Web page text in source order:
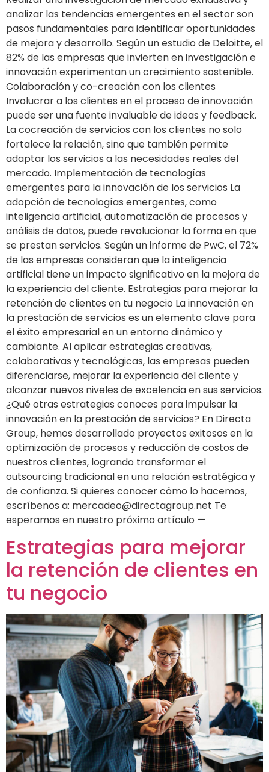
analizar las tendencias emergentes en el sector son
pasos fundamentales para identificar oportunidades
de mejora y desarrollo. Según un estudio de Deloitte, el
82% de las empresas que invierten en investigación e
innovación experimentan un crecimiento sostenible.
Colaboración y co-creación con los clientes
Involucrar a los clientes en el proceso de innovación
puede ser una fuente invaluable de ideas y feedback.
La cocreación de servicios con los clientes no solo
fortalece la relación, sino que también permite
adaptar los servicios a las necesidades reales del
mercado. Implementación de tecnologías
emergentes para la innovación de los servicios La
adopción de tecnologías emergentes, como
inteligencia artificial, automatización de procesos y
análisis de datos, puede revolucionar la forma en que
se prestan servicios. Según un informe de PwC, el 72%
de las empresas consideran que la inteligencia
artificial tiene un impacto significativo en la mejora de
la experiencia del cliente. Estrategias para mejorar la
retención de clientes en tu negocio La innovación en
la prestación de servicios es un elemento clave para
el éxito empresarial en un entorno dinámico y
cambiante. Al aplicar estrategias creativas,
colaborativas y tecnológicas, las empresas pueden
diferenciarse, mejorar la experiencia del cliente y
alcanzar nuevos niveles de excelencia en sus servicios.
¿Qué otras estrategias conoces para impulsar la
innovación en la prestación de servicios? En Directa
Group, hemos desarrollado proyectos exitosos en la
optimización de procesos y reducción de costos de
nuestros clientes, logrando transformar el
outsourcing tradicional en una relación estratégica y
de confianza. Si quieres conocer cómo lo hacemos,
escríbenos a: mercadeo@directagroup.net Te
esperamos en nuestro próximo artículo —
Estrategias para mejorar
la retención de clientes en
tu negocio